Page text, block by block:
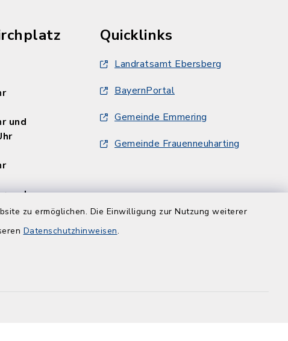
zu ermöglichen. Die Einwilligung zur Nutzung weiterer
Datenschutzhinweisen.
und
und
Quicklinks
Landratsamt Ebersberg
BayernPortal
Gemeinde Emmering
Gemeinde Frauenneuharting